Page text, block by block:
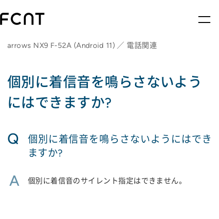
arrows NX9 F-52A (Android 11) ／ 電話関連
個別に着信音を鳴らさないよう
にはできますか?
Q
個別に着信音を鳴らさないようにはでき
ますか?
A 個別に着信音のサイレント指定はできません。